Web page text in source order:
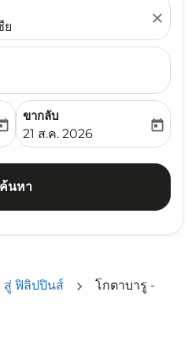
ย
close
aria-label
ขากลับ
fc-booking-return-date-
21 ส.ค. 2026
today
ค้นหา
สู่ ฟิลิปปินส์
โกตาบารู -